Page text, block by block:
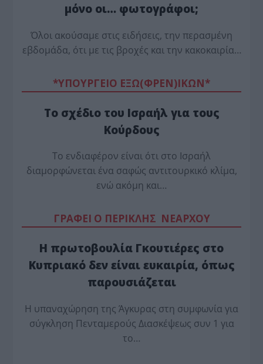
μόνο οι… φωτογράφοι;
Όλοι ακούσαμε στις ειδήσεις, την περασμένη
εβδομάδα, ότι με τις βροχές και την κακοκαιρία…
*ΥΠΟΥΡΓΕΙΟ ΕΞΩ(ΦΡΕΝ)ΙΚΩΝ*
Το σχέδιο του Ισραήλ για τους
Κούρδους
Το ενδιαφέρον είναι ότι στο Ισραήλ
διαμορφώνεται ένα σαφώς αντιτουρκικό κλίμα,
ενώ ακόμη και…
ΓΡΑΦΕΙ Ο ΠΕΡΙΚΛΗΣ ΝΕΑΡΧΟΥ
Η πρωτοβουλία Γκουτιέρες στο
Κυπριακό δεν είναι ευκαιρία, όπως
παρουσιάζεται
Η υπαναχώρηση της Άγκυρας στη συμφωνία για
σύγκληση Πενταμερούς Διασκέψεως συν 1 για
το…